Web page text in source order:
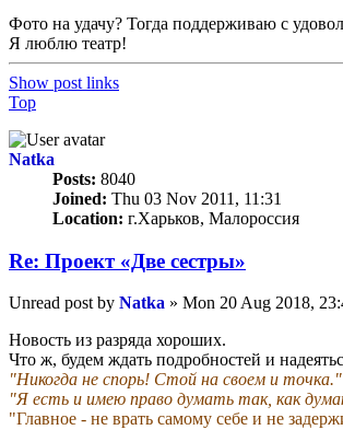
Фото на удачу? Тогда поддерживаю с
Я люблю театр!
Show post links
Top
Natka
Posts: 8040
Joined: Thu 03 Nov 2011, 11:31
Location: г.Харьков, Малороссия
Re: Проект «Две сестры»
Unread post by Natka » Mon 20 Aug 2018,
Новость из разряда хороших.
Что ж, будем ждать подробностей и
"Никогда не спорь! Стой на своем и
"Я есть и имею право думать так, как
"Главное - не врать самому себе и не